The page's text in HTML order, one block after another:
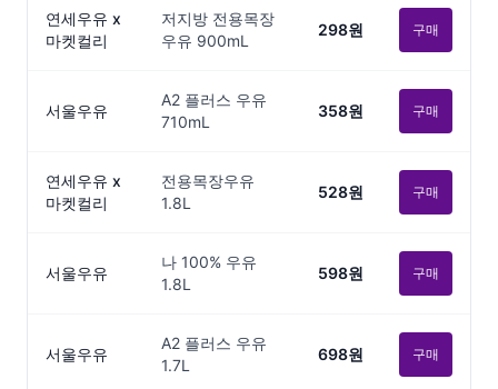
연세우유 x
마켓컬리
저지방 전용목장
우유 900mL
298원 구매
서울우유
A2 플러스 우유
710mL
358원 구매
연세우유 x
마켓컬리
전용목장우유
1.8L
528원 구매
서울우유
나 100% 우유
1.8L
598원 구매
서울우유
A2 플러스 우유
1.7L
698원 구매